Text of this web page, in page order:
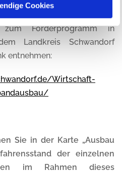
Cookies
zum Förderprogramm in
Landkreis Schwandorf
entnehmen:
Wirtschaft-
Sie in der Karte „Ausbau
der einzelnen
im Rahmen dieses